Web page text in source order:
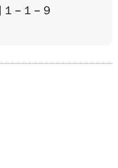
−１−９